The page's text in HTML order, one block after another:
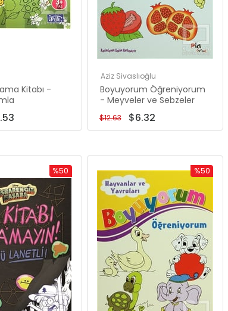
Kitabı -
Aziz Sivaslıoğlu
Boyuyorum Öğreniyorum
- Meyveler ve Sebzeler
$6.32
$12.63
%50
İndirim
%50İndirim
%50
%50İndirim